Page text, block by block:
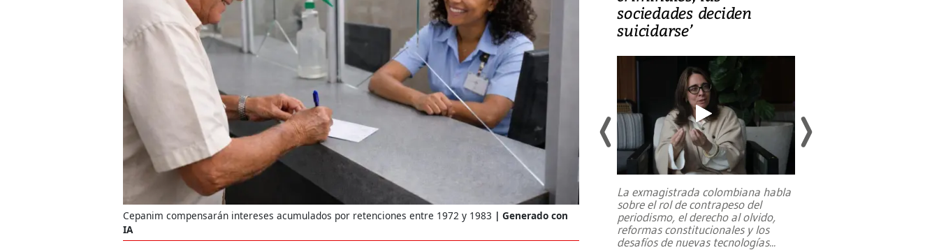
Cepanim compensarán intereses acumulados por retenciones entre 1972 y 1983
Generado con
IA
Un fuerte terremoto de magnitud
7,1 se registró este martes 28 de
julio en la prefectura de Kumamoto,
al sur de Japón, provocando una
emergencia de gran...
sociedades deciden
suicidarse’
La exmagistrada colombiana habla
sobre el rol de contrapeso del
periodismo, el derecho al olvido,
reformas constitucionales y los
desafíos de nuevas tecnologías...